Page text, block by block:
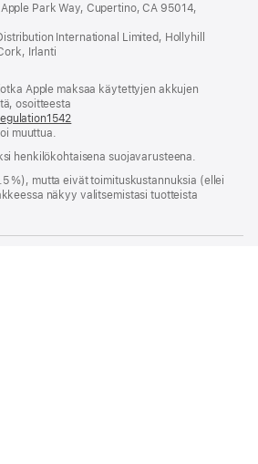
ikkunaan)
Park Way, Cupertino, CA 95014,
International Limited, Hollyhill
Irlanti
Apple maksaa käytettyjen akkujen
osoitteesta
muuttua.
henkilökohtaisena suojavarusteena.
%), mutta eivät toimitus­kustannuksia (ellei
näkyy valitsemistasi tuotteista